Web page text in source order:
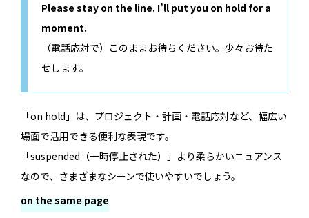
Please stay on the line. I’ll put you on hold for a
moment.
（電話応対で）このままお待ちください。少々お待た
せします。
「on hold」は、プロジェクト・計画・電話応対など、幅広い
場面で活用できる便利な表現です。
「suspended（一時停止された）」より柔らかいニュアンス
なので、さまざまなシーンで使いやすいでしょう。
on the same page